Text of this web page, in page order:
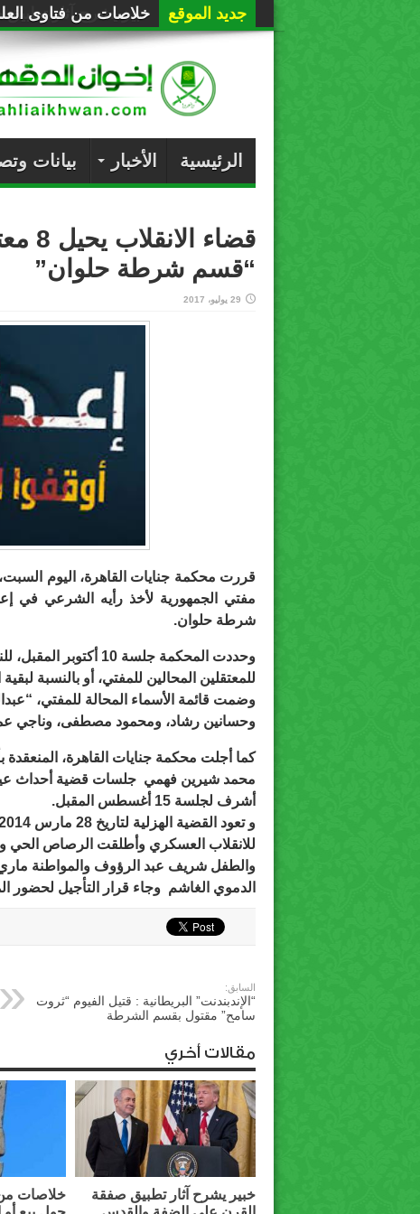
جديد الموقع خلاصات من فتاوى
الرئيسية الأخبار بيانات
“قسم شرطة حلوان”
29 يوليو، 2017
مفتي الجمهورية لأخذ رأيه الشرعي في
شرطة حلوان.
وحددت المحكمة جلسة
للمعتقلين المحالين للمفتي، أو بالنسبة لبقية
وضمت قائمة الأسماء المحالة للمفتي،
وحسانين رشاد، ومحمود مصطفى، وناجي
كما أجلت محكمة جنايات القاهرة،
محمد شيرين فهمي جلسات قضية أحداث
أشرف لجلسة 15 أغسطس المقبل.
للانقلاب العسكري وأطلقت الرصاص الحي
الدموي الغاشم وجاء قرار التأجيل لحضور
السابق:
“الإندبندنت” البريطانية : قتيل الفيوم “ثروت
سامح” مقتول بقسم الشرطة
مقالات أخري
خبير يشرح آثار تطبيق صفقة
خلاصات من